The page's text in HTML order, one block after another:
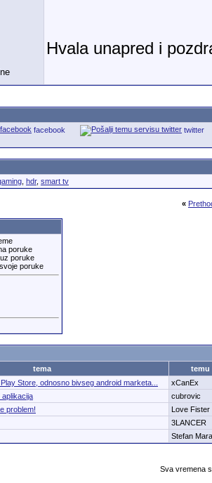
Hvala unapred i
facebook
twitter
, hdr, smart tv
«
poruke
poruke
poruke
tema
temu
Store, odnosno bivseg android marketa...
xCanEx
aplikacija
cubrovic
problem!
Love Fister
3LANCER
Stefan
Sva vremena